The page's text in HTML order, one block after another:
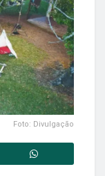
Foto: Divulgação